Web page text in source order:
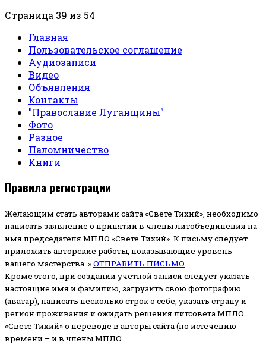
Страница 39 из 54
Главная
Пользовательское соглашение
Аудиозаписи
Видео
Объявления
Контакты
"Православие Луганщины"
Фото
Разное
Паломничество
Книги
Правила регистрации
Желающим стать авторами сайта «Свете Тихий», необходимо
написать заявление о принятии в члены литобъединения на
имя председателя МПЛО «Свете Тихий». К письму следует
приложить авторские работы, показывающие уровень
вашего мастерства. »ОТПРАВИТЬ ПИСЬМО
Кроме этого, при создании учетной записи следует указать
настоящие имя и фамилию, загрузить свою фотографию
(аватар), написать несколько строк о себе, указать страну и
регион проживания и ожидать решения литсовета МПЛО
«Свете Тихий» о переводе в авторы сайта (по истечению
времени – и в члены МПЛО